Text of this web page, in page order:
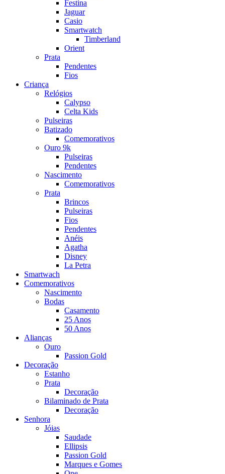
Festina
Jaguar
Casio
Smartwatch
Timberland
Orient
Prata
Pendentes
Fios
Criança
Relógios
Calypso
Celta Kids
Pulseiras
Batizado
Comemorativos
Ouro 9k
Pulseiras
Pendentes
Nascimento
Comemorativos
Prata
Brincos
Pulseiras
Fios
Pendentes
Anéis
Agatha
Disney
La Petra
Smartwach
Comemorativos
Nascimento
Bodas
Casamento
25 Anos
50 Anos
Alianças
Ouro
Passion Gold
Decoração
Estanho
Prata
Decoração
Bilaminado de Prata
Decoração
Senhora
Jóias
Saudade
Ellipsis
Passion Gold
Marques e Gomes